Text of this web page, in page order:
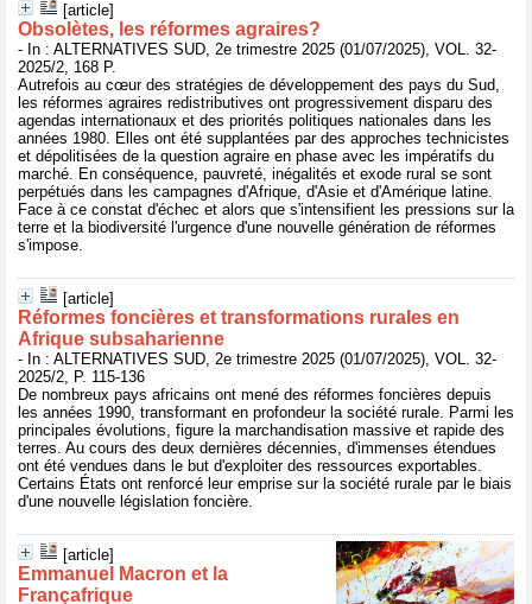
[article]
Obsolètes, les réformes agraires?
- In : ALTERNATIVES SUD, 2e trimestre 2025 (01/07/2025), VOL. 32-
2025/2, 168 P.
Autrefois au cœur des stratégies de développement des pays du Sud,
les réformes agraires redistributives ont progressivement disparu des
agendas internationaux et des priorités politiques nationales dans les
années 1980. Elles ont été supplantées par des approches technicistes
et dépolitisées de la question agraire en phase avec les impératifs du
marché. En conséquence, pauvreté, inégalités et exode rural se sont
perpétués dans les campagnes d'Afrique, d'Asie et d'Amérique latine.
Face à ce constat d'échec et alors que s'intensifient les pressions sur la
terre et la biodiversité l'urgence d'une nouvelle génération de réformes
s'impose.
[article]
Réformes foncières et transformations rurales en
Afrique subsaharienne
- In : ALTERNATIVES SUD, 2e trimestre 2025 (01/07/2025), VOL. 32-
2025/2, P. 115-136
De nombreux pays africains ont mené des réformes foncières depuis
les années 1990, transformant en profondeur la société rurale. Parmi les
principales évolutions, figure la marchandisation massive et rapide des
terres. Au cours des deux dernières décennies, d'immenses étendues
ont été vendues dans le but d'exploiter des ressources exportables.
Certains États ont renforcé leur emprise sur la société rurale par le biais
d'une nouvelle législation foncière.
[article]
Emmanuel Macron et la
Françafrique